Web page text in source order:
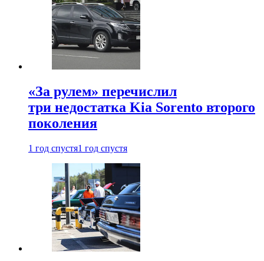
«За рулем» перечислил
три недостатка Kia Sorento второго
поколения
1 год спустя1 год спустя